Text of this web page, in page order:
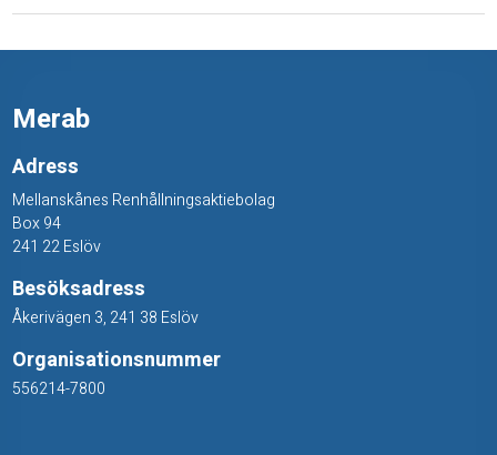
a
g
m
k
u
n
d
Merab
Adress
Mellanskånes Renhållningsaktiebolag
Box 94
241 22 Eslöv
Besöksadress
Åkerivägen 3, 241 38 Eslöv
Organisationsnummer
556214-7800